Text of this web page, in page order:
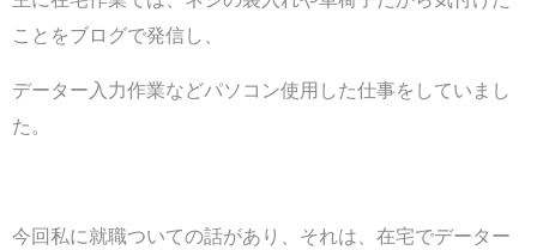
ことをブログで発信し、
データー入力作業などパソコン使用した仕事をしていまし
た。
今回私に就職ついての話があり、それは、在宅でデーター